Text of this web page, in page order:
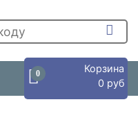
0
Корзина
0 руб